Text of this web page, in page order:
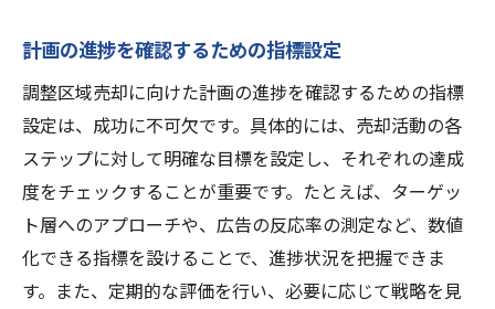
計画の進捗を確認するための指標設定
調整区域売却に向けた計画の進捗を確認するための指標
設定は、成功に不可欠です。具体的には、売却活動の各
ステップに対して明確な目標を設定し、それぞれの達成
度をチェックすることが重要です。たとえば、ターゲッ
ト層へのアプローチや、広告の反応率の測定など、数値
化できる指標を設けることで、進捗状況を把握できま
す。また、定期的な評価を行い、必要に応じて戦略を見